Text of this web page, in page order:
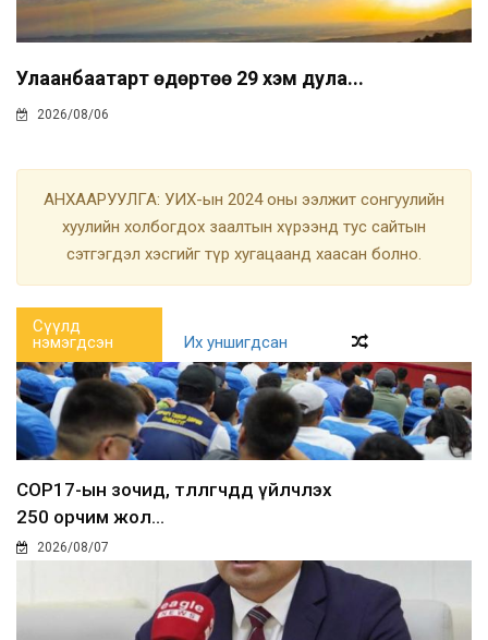
Улаанбаатарт өдөртөө 29 хэм дула...
2026/08/06
АНХААРУУЛГА: УИХ-ын 2024 оны ээлжит сонгуулийн
хуулийн холбогдох заалтын хүрээнд тус сайтын
сэтгэгдэл хэсгийг түр хугацаанд хаасан болно.
Сүүлд
нэмэгдсэн
Их уншигдсан
COP17-ын зочид, төлөөлөгчдөд үйлчлэх
250 орчим жол...
2026/08/07